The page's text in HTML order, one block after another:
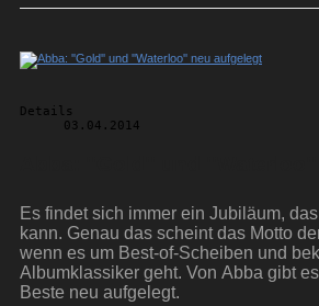
Details
03.04.2014
Es findet sich immer ein Jubiläum,
kann. Genau das scheint das Motto
wenn es um Best-of-Scheiben und
Albumklassiker geht. Von Abba gibt
Beste neu aufgelegt.